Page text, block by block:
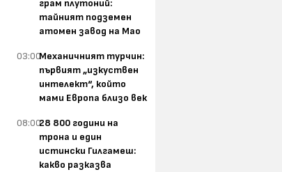
грам плутоний:
тайният подземен
атомен завод на Мао
03:00Механичният турчин:
първият „изкуствен
интелект“, който
мами Европа близо век
08:0028 800 години на
трона и един
истински Гилгамеш:
какво разказва